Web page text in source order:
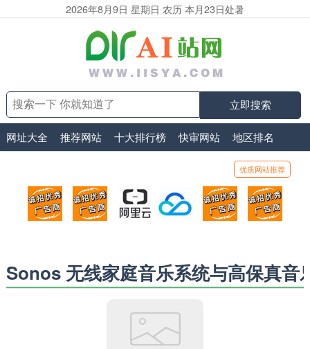
2026年8月9日 星期日 农历 本月23日处暑
立即搜索
网址大全 推荐网站 十大排行榜 快审网站 地区排名
优质网站推荐
顶部广告位1
广告位招商_广告位待售
顶部广告位2
广告位招商_广告位待售
阿里云
打折活动、99元/年
腾讯云
优惠打折，99元/年
顶部广告位5
广告位招商_
Sonos 无线家庭音乐系统与高保真音